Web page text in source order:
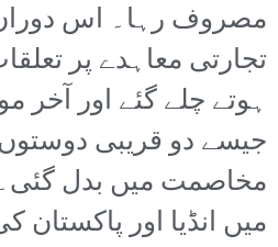
مصروف رہا۔ اس دوران
تجارتی معاہدے پر
ہوتے چلے گئے اور آخر
جیسے دو قریبی
مخاصمت میں بدل
میں انڈیا اور